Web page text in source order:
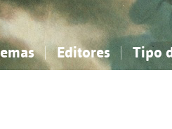
Editores Tipo